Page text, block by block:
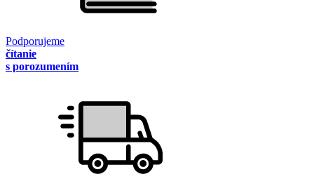
Podporujeme
čítanie
s porozumením